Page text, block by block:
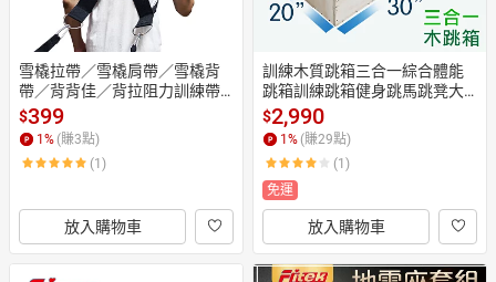
雪橇拉帶／雪橇肩帶／雪橇背
帶／背背佳／背拉阻力訓練帶
／負重拖帶／輪胎拖拉帶／背
帶拉繩／負重背帶／雪橇背心
／肩膀帶／健身負重帶阻力帶
／Sled Harness【Fitek健身
$399
1 % (賺3點)
(1)
放入購物車
訓練木質跳箱三合一綜合體能
跳箱訓練跳箱健身跳馬跳凳大
跳箱大號跳箱Plyo Box／Jump
Box【Fitek健身網】
$2,990
1 % (賺29點)
(1)
免運
放入購物車